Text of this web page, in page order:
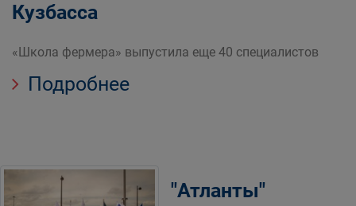
Кузбасса
«Школа фермера» выпустила еще 40 специалистов
Подробнее
"Атланты"